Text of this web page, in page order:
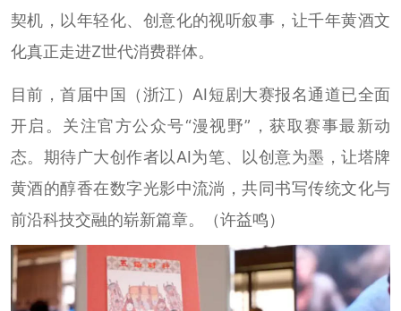
契机，以年轻化、创意化的视听叙事，让千年黄酒文
化真正走进Z世代消费群体。
目前，首届中国（浙江）AI短剧大赛报名通道已全面
开启。关注官方公众号“漫视野”，获取赛事最新动
态。期待广大创作者以AI为笔、以创意为墨，让塔牌
黄酒的醇香在数字光影中流淌，共同书写传统文化与
前沿科技交融的崭新篇章。（许益鸣）